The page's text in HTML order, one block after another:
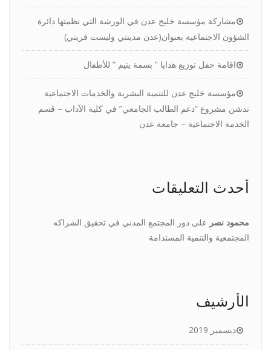
مشاركة مؤسسة خليج عدن في الورشة التي نظمتها دائرة
الشؤون الاجتماعية بعنوان(عدن مدينتي وليست قريتي)
اقامة حفل توزيع هدايا ” بسمة يتيم ” للأطفال
مؤسسة خليج عدن للتنمية البشرية والخدمات الاجتماعية
تدشن مشروع “دعم الطالب الجامعي” في كلية الآداب – قسم
الخدمة الاجتماعية – جامعة عدن
أحدث التعليقات
محمود نصر على دور المجتمع المدني في تحقيق الشراكه
المجتمعية والتنمية المستدامة
الأرشيف
ديسمبر 2019